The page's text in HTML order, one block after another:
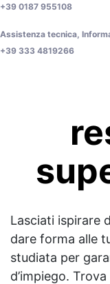
+39 0187 955108
Assistenza tecnica,
+39 333 4819266
Lasciati ispirare
dare forma alle
studiata per
d’impiego.